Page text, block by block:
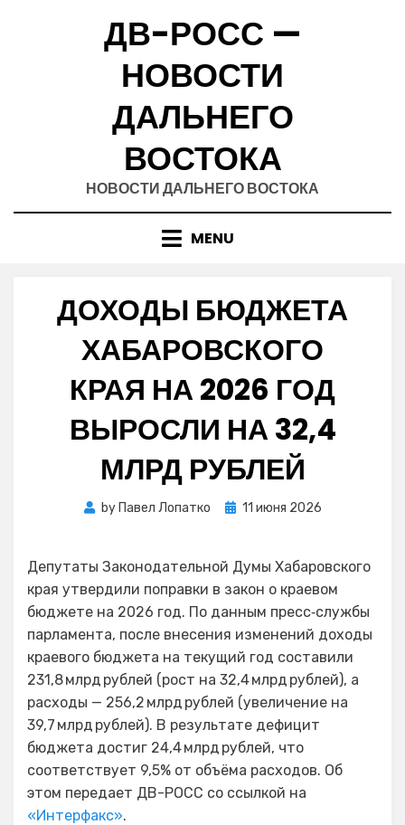
ДВ-РОСС —
НОВОСТИ
ДАЛЬНЕГО
ВОСТОКА
НОВОСТИ ДАЛЬНЕГО ВОСТОКА
MENU
ДОХОДЫ БЮДЖЕТА
ХАБАРОВСКОГО
КРАЯ НА 2026 ГОД
ВЫРОСЛИ НА 32,4
МЛРД РУБЛЕЙ
by Павел Лопатко
Posted
11 июня 2026
Депутаты Законодательной Думы Хабаровского
края утвердили поправки в закон о краевом
бюджете на 2026 год. По данным пресс‑службы
парламента, после внесения изменений доходы
краевого бюджета на текущий год составили
231,8 млрд рублей (рост на 32,4 млрд рублей), а
расходы — 256,2 млрд рублей (увеличение на
39,7 млрд рублей). В результате дефицит
бюджета достиг 24,4 млрд рублей, что
соответствует 9,5% от объёма расходов. Об
этом передает ДВ-РОСС со ссылкой на
«Интерфакс».